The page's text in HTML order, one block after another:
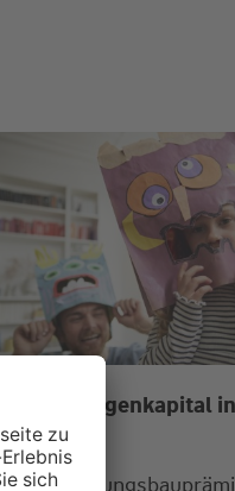
Mit mehr Eigenkapital